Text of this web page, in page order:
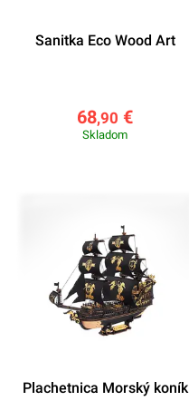
Sanitka Eco Wood Art
68,90 €
Skladom
Plachetnica Morský koník